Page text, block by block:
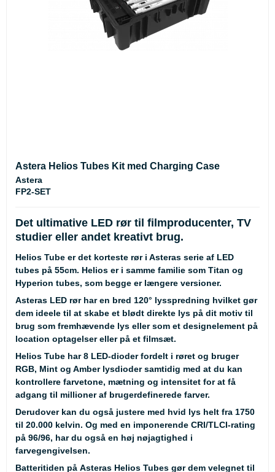
Astera Helios Tubes Kit med Charging Case
Astera
FP2-SET
Det ultimative LED rør til filmproducenter, TV
studier eller andet kreativt brug.
Helios Tube er det korteste rør i Asteras serie af LED
tubes på 55cm. Helios er i samme familie som Titan og
Hyperion tubes, som begge er længere versioner.
Asteras LED rør har en bred 120° lysspredning hvilket gør
dem ideele til at skabe et blødt direkte lys på dit motiv til
brug som fremhævende lys eller som et designelement på
location optagelser eller på et filmsæt.
Helios Tube har 8 LED-dioder fordelt i røret og bruger
RGB, Mint og Amber lysdioder samtidig med at du kan
kontrollere farvetone, mætning og intensitet for at få
adgang til millioner af brugerdefinerede farver.
Derudover kan du også justere med hvid lys helt fra 1750
til 20.000 kelvin. Og med en imponerende CRI/TLCI-rating
på 96/96, har du også en høj nøjagtighed i
farvegengivelsen.
Batteritiden på Asteras Helios Tubes gør dem velegnet til